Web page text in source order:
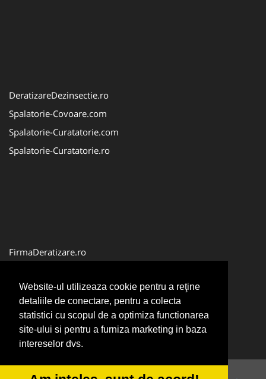
Website-ul utilizeaza cookie pentru a reţine
detaliile de conectare, pentru a colecta
statistici cu scopul de a optimiza functionarea
site-ului si pentru a furniza marketing in baza
intereselor dvs.
DeratizareDezinsectie.ro
Spalatorie-Covoare.com
Spalatorie-Curatatorie.com
Spalatorie-Curatatorie.ro
FirmaDeratizare.ro
Servicii-DDD.com
ServiciiAlpinism.ro